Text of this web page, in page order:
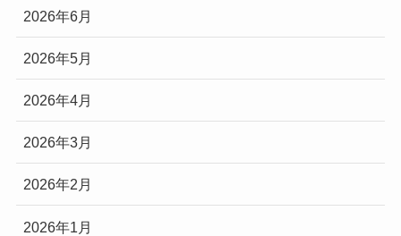
2026年6月
2026年5月
2026年4月
2026年3月
2026年2月
2026年1月